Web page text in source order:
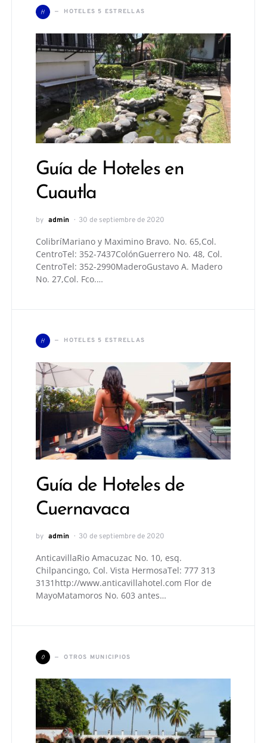
H HOTELES 5 ESTRELLAS
Guía de Hoteles en
Cuautla
by admin 30 de septiembre de 2020
ColibríMariano y Maximino Bravo. No. 65,Col.
CentroTel: 352-7437ColónGuerrero No. 48, Col.
CentroTel: 352-2990MaderoGustavo A. Madero
No. 27,Col. Fco.…
H HOTELES 5 ESTRELLAS
Guía de Hoteles de
Cuernavaca
by admin 30 de septiembre de 2020
AnticavillaRio Amacuzac No. 10, esq.
Chilpancingo, Col. Vista HermosaTel: 777 313
3131http://www.anticavillahotel.com Flor de
MayoMatamoros No. 603 antes…
O OTROS MUNICIPIOS